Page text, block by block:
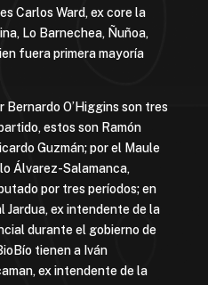
Carlos Ward, ex core la
Lo Barnechea, Ñuñoa,
fuera primera mayoría
Bernardo O’Higgins son tres
estos son Ramón
Guzmán; por el Maule
Álvarez-Salamanca,
por tres períodos; en
Jardua, ex intendente de la
durante el gobierno de
tienen a Iván
ex intendente de la